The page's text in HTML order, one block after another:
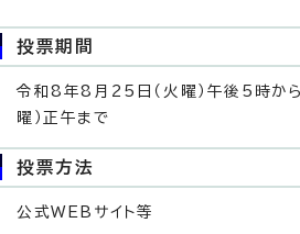
投票期間
令和8年8月25日（火曜）午後5時か
曜）正午まで
投票方法
公式WEBサイト等